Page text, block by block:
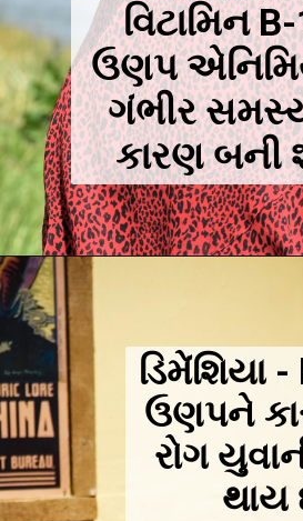
વિટામિન
ઉણપ
ગંભીર
કારણ બની
ડિમેંશિયા
ઉણપને
રોગ
થાય